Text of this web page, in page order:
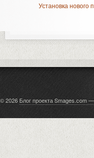
Установка нового
© 2026 Блог проекта Smages.com